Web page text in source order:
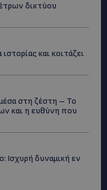
δικτύου
και κοιτάζει
στη ζέστη – Το
και η ευθύνη που
Ισχυρή δυναμική εν